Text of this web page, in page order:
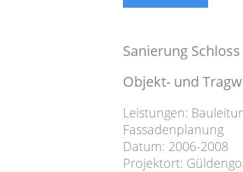
Sanierung
Objekt- und
Leistungen:
Fassadenplanung
Datum: 2006-2008
Projektort: